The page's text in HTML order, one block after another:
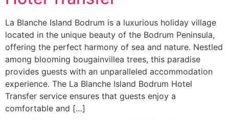
La Blanche Island Bodrum is a luxurious holiday village
located in the unique beauty of the Bodrum Peninsula,
offering the perfect harmony of sea and nature. Nestled
among blooming bougainvillea trees, this paradise
provides guests with an unparalleled accommodation
experience. The La Blanche Island Bodrum Hotel
Transfer service ensures that guests enjoy a
comfortable and […]